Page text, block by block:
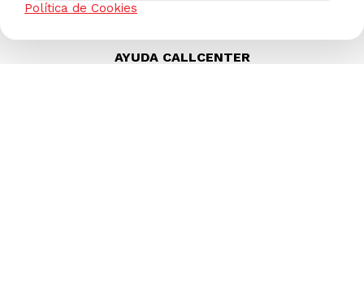
AYUDA CALLCENTER
Política de Cookies